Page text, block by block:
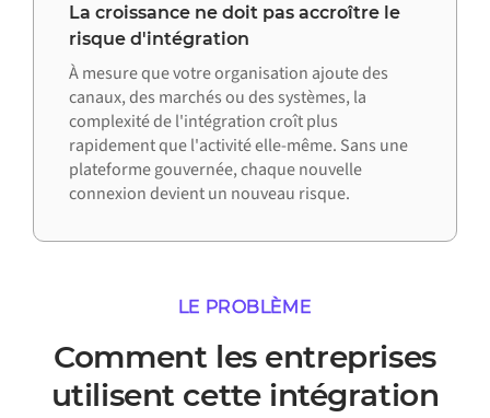
La croissance ne doit pas accroître le
risque d'intégration
À mesure que votre organisation ajoute des
canaux, des marchés ou des systèmes, la
complexité de l'intégration croît plus
rapidement que l'activité elle-même. Sans une
plateforme gouvernée, chaque nouvelle
connexion devient un nouveau risque.
LE PROBLÈME
Comment les entreprises
utilisent cette intégration